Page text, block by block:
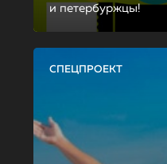
и петербуржцы!
СПЕЦПРОЕКТ